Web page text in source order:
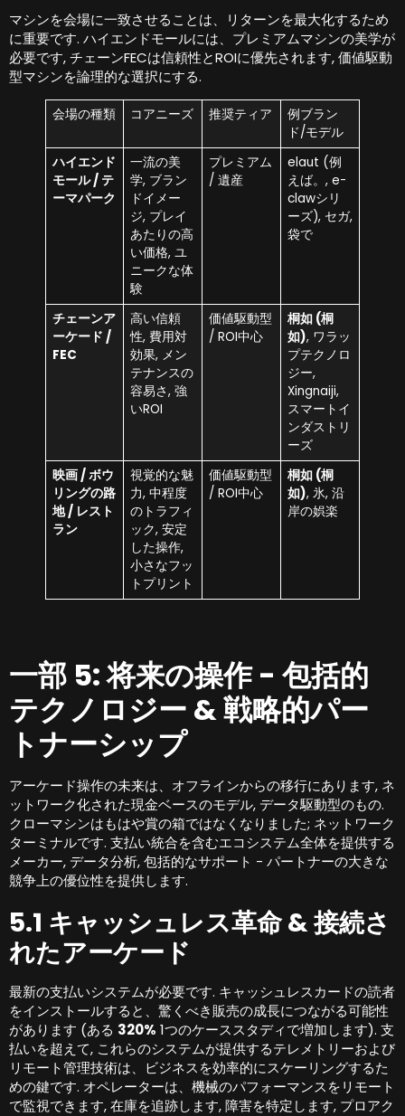
マシンを会場に一致させることは、リターンを最大化するため
に重要です. ハイエンドモールには、プレミアムマシンの美学が
必要です, チェーンFECは信頼性とROIに優先されます, 価値駆動
型マシンを論理的な選択にする.
会場の種類 コアニーズ 推奨ティア
例ブラン
ド/モデル
ハイエンド
モール / テ
ーマパーク
一流の美
学, ブラン
ドイメー
ジ, プレイ
あたりの高
い価格, ユ
ニークな体
験
プレミアム
/ 遺産
elaut (例
えば。, e-
clawシリ
ーズ), セガ,
袋で
チェーンア
ーケード /
FEC
高い信頼
性, 費用対
効果, メン
テナンスの
容易さ, 強
いROI
価値駆動型
/ ROI中心
桐如 (桐
如), ワラッ
プテクノロ
ジー,
Xingnaiji,
スマートイ
ンダストリ
ーズ
映画 / ボウ
リングの路
地 / レスト
ラン
視覚的な魅
力, 中程度
のトラフィ
ック, 安定
した操作,
小さなフッ
トプリント
価値駆動型
/ ROI中心
桐如 (桐
如), 氷, 沿
岸の娯楽
一部 5: 将来の操作 - 包括的
テクノロジー & 戦略的パー
トナーシップ
アーケード操作の未来は、オフラインからの移行にあります, ネ
ットワーク化された現金ベースのモデル, データ駆動型のもの.
クローマシンはもはや賞の箱ではなくなりました; ネットワーク
ターミナルです. 支払い統合を含むエコシステム全体を提供する
メーカー, データ分析, 包括的なサポート - パートナーの大きな
競争上の優位性を提供します.
5.1 キャッシュレス革命 & 接続さ
れたアーケード
最新の支払いシステムが必要です. キャッシュレスカードの読者
をインストールすると、驚くべき販売の成長につながる可能性
があります (ある 320% 1つのケーススタディで増加します). 支
払いを超えて, これらのシステムが提供するテレメトリーおよび
リモート管理技術は、ビジネスを効率的にスケーリングするた
めの鍵です. オペレーターは、機械のパフォーマンスをリモート
で監視できます, 在庫を追跡します, 障害を特定します, プロアク